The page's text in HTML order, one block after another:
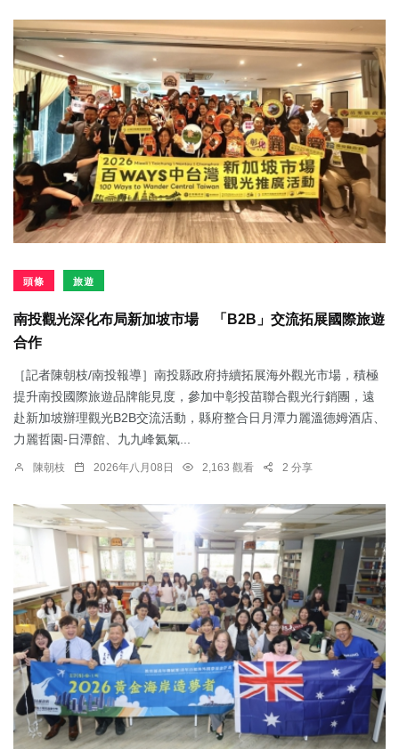
頭條 旅遊
南投觀光深化布局新加坡市場 「B2B」交流拓展國際旅遊
合作
［記者陳朝枝/南投報導］南投縣政府持續拓展海外觀光市場，積極
提升南投國際旅遊品牌能見度，參加中彰投苗聯合觀光行銷團，遠
赴新加坡辦理觀光B2B交流活動，縣府整合日月潭力麗溫德姆酒店、
力麗哲園-日潭館、九九峰氦氣...
陳朝枝 2026年八月08日 2,163 觀看 2 分享